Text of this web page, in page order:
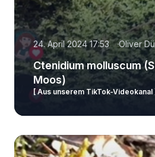
24. April 2024 17:53 Oliver
Ctenidium molluscum
Moos)
[ Aus unserem TikTok-Videokanal ]